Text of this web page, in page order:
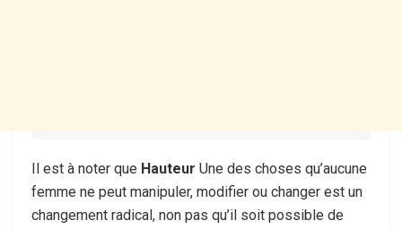
Il est à noter que Hauteur Une des choses qu’aucune
femme ne peut manipuler, modifier ou changer est un
changement radical, non pas qu’il soit possible de